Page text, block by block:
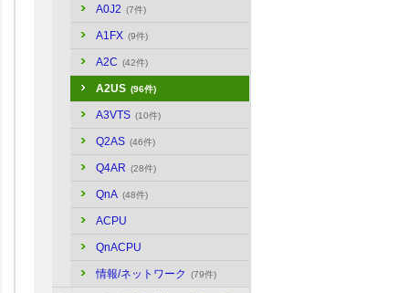
A0J2 (7件)
A1FX (9件)
A2C (42件)
A2US (96件)
A3VTS (10件)
Q2AS (46件)
Q4AR (28件)
QnA (48件)
ACPU
QnACPU
情報/ネットワーク (79件)